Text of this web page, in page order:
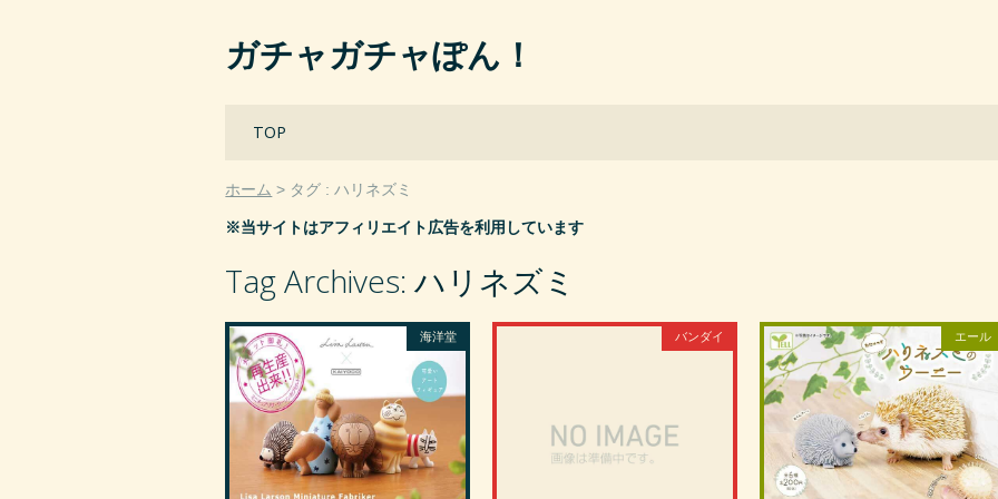
ガチャガチャぽん！
Main menu
TOP
ホーム タグ : ハリネズミ
※当サイトはアフィリエイト広告を利用しています
Tag Archives:ハリネズミ
海洋堂 バンダイ エール